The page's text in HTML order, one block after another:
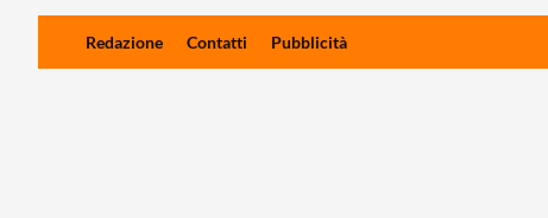
Redazione Contatti Pubblicità